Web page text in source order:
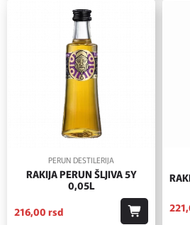
PERUN DESTILERIJA
RAKIJA PERUN ŠLJIVA 5Y
0,05L
216,00 rsd 221,